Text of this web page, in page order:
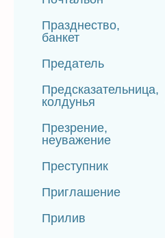
Празднество,
банкет
Предатель
Предсказательница,
колдунья
Презрение,
неуважение
Преступник
Приглашение
Прилив